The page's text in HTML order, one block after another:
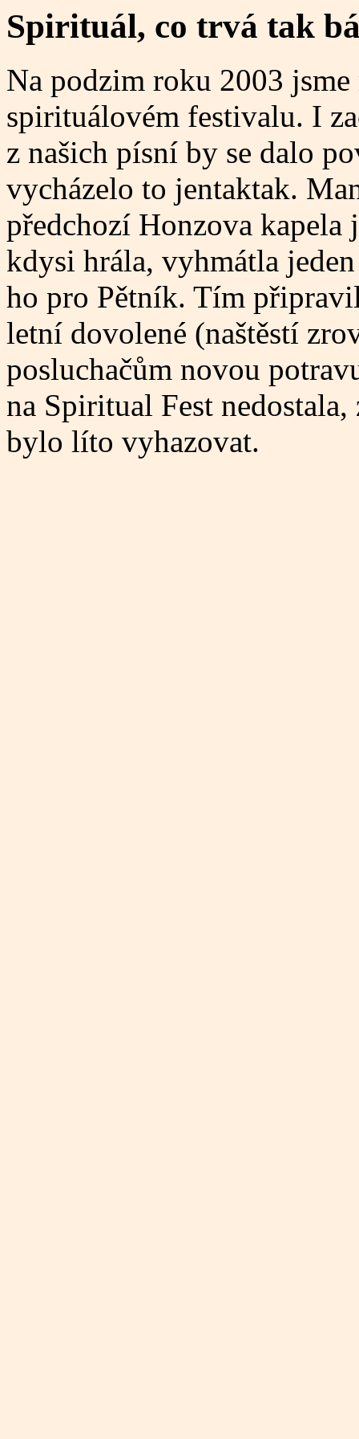
Spirituál, co trvá tak
Na podzim roku 2003
spirituálovém festivalu. I
z našich písní by se dalo
vycházelo to jentaktak.
předchozí Honzova kapela
kdysi hrála, vyhmátla
ho pro Pětník. Tím
letní dovolené (naštěstí
posluchačům novou
na Spiritual Fest
bylo líto vyhazovat.